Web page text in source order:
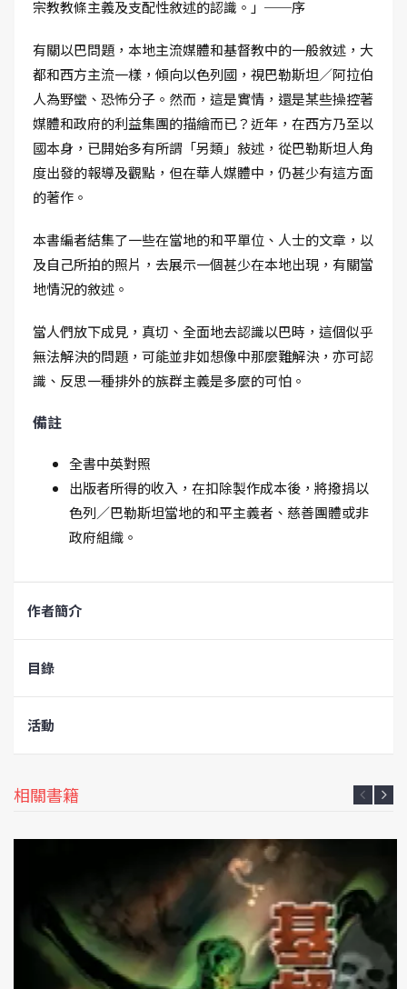
宗教教條主義及支配性敘述的認識。」──序
有關以巴問題，本地主流媒體和基督教中的一般敘述，大
都和西方主流一樣，傾向以色列國，視巴勒斯坦／阿拉伯
人為野蠻、恐怖分子。然而，這是實情，還是某些操控著
媒體和政府的利益集團的描繪而已？近年，在西方乃至以
國本身，已開始多有所謂「另類」敍述，從巴勒斯坦人角
度出發的報導及觀點，但在華人媒體中，仍甚少有這方面
的著作。
本書編者結集了一些在當地的和平單位、人士的文章，以
及自己所拍的照片，去展示一個甚少在本地出現，有關當
地情況的敘述。
當人們放下成見，真切、全面地去認識以巴時，這個似乎
無法解決的問題，可能並非如想像中那麼難解決，亦可認
識、反思一種排外的族群主義是多麼的可怕。
備註
全書中英對照
出版者所得的收入，在扣除製作成本後，將撥捐以
色列／巴勒斯坦當地的和平主義者、慈善團體或非
政府組織。
作者簡介
目錄
活動
相關書籍